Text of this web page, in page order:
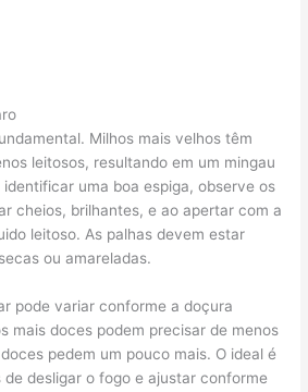
Milhos mais velhos têm
leitosos, resultando em um mingau
identificar uma boa espiga, observe os
cheios, brilhantes, e ao apertar com a
leitoso. As palhas devem estar
ou amareladas.
pode variar conforme a doçura
mais doces podem precisar de menos
pedem um pouco mais. O ideal é
desligar o fogo e ajustar conforme